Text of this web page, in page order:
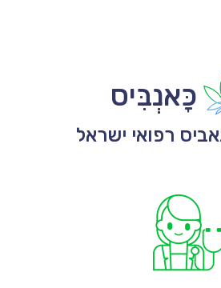
כָּאנְבִּיס
רפואי ישראל